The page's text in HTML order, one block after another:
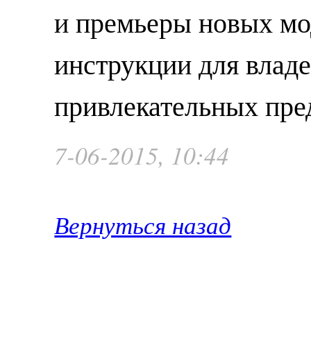
и премьеры новых
инструкции для
привлекательных
7-06-2015, 10:44
Вернуться назад